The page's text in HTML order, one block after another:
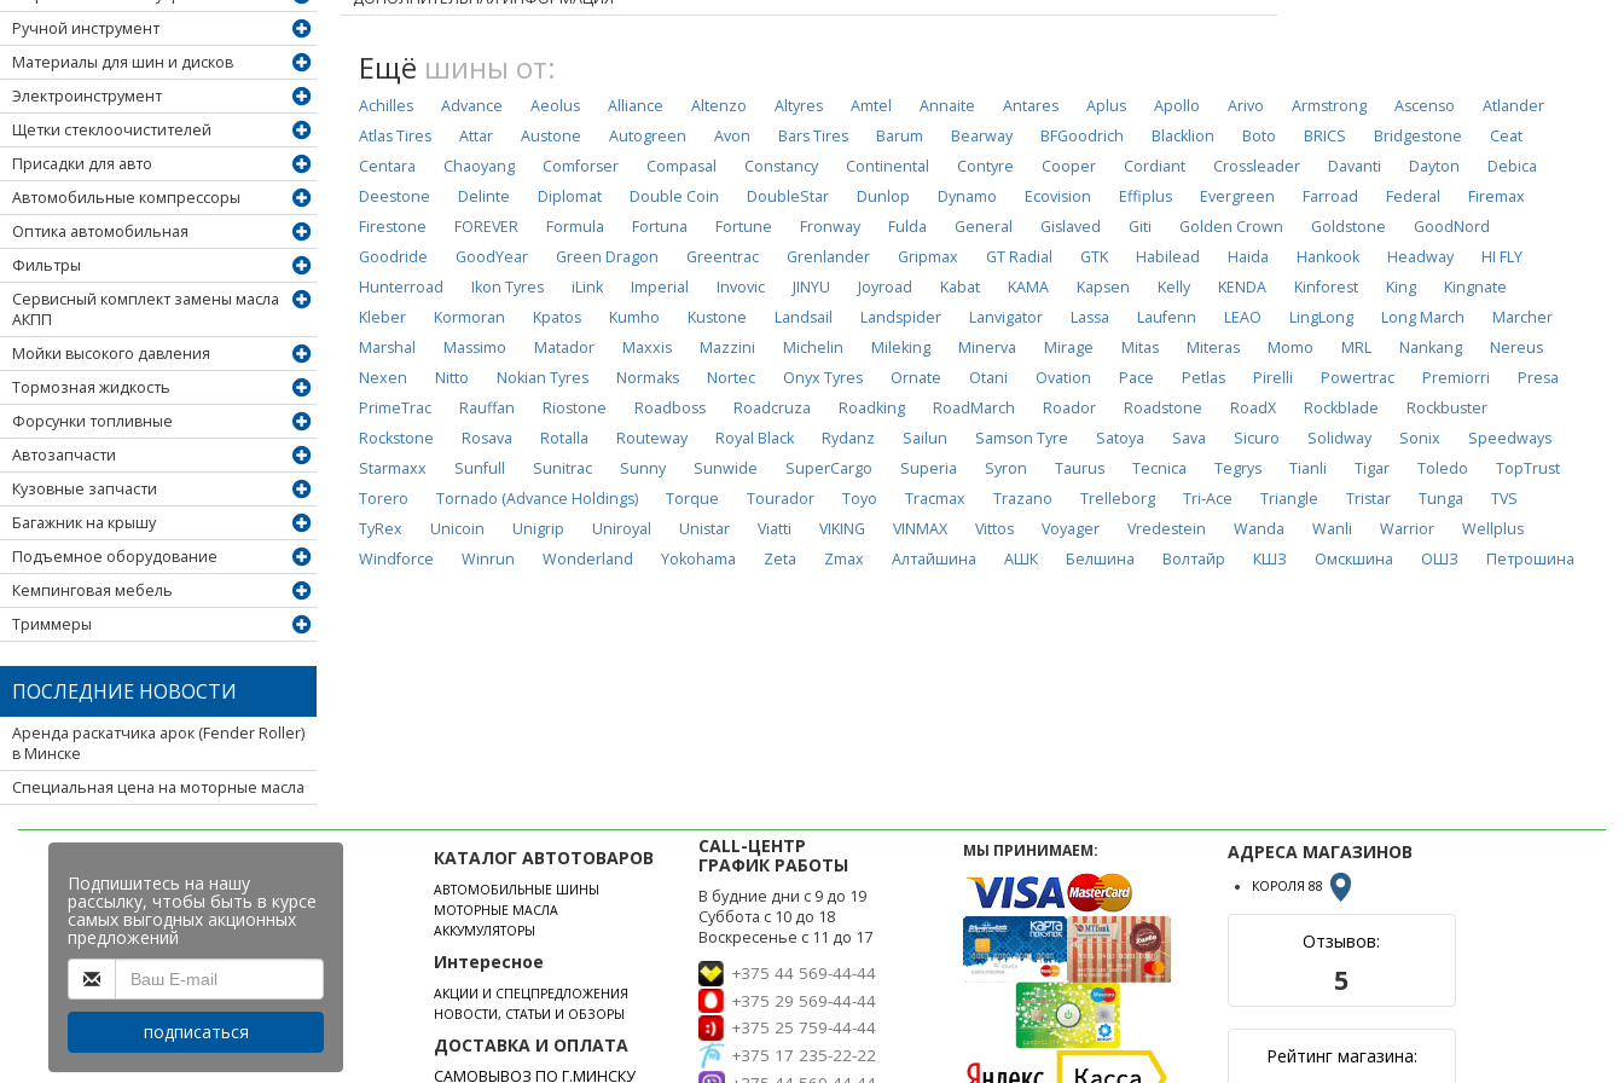
Ручной инструмент
Материалы для шин и дисков
Электроинструмент
Щетки стеклоочистителей
Присадки для авто
Автомобильные компрессоры
Оптика автомобильная
Фильтры
Сервисный комплект замены масла
АКПП
Мойки высокого давления
Тормозная жидкость
Форсунки топливные
Автозапчасти
Кузовные запчасти
Багажник на крышу
Подъемное оборудование
Кемпинговая мебель
Триммеры
ПОСЛЕДНИЕ НОВОСТИ
Аренда раскатчика арок (Fender Roller)
в Минске
Специальная цена на моторные масла
Ещё шины от:
Achilles Advance Aeolus Alliance Altenzo Altyres Amtel Annaite Antares Aplus Apollo Arivo Armstrong Ascenso
Atlander
Atlas Tires
Attar Austone Autogreen Avon Bars Tires Barum Bearway BFGoodrich Blacklion Boto BRICS Bridgestone
Ceat
Centara
Chaoyang Comforser Compasal Constancy Continental Contyre Cooper Cordiant Crossleader Davanti Dayton
Debica
Deestone
Delinte Diplomat Double Coin DoubleStar Dunlop Dynamo Ecovision Effiplus Evergreen Farroad Federal
Firemax
Firestone
FOREVER Formula Fortuna Fortune Fronway Fulda General Gislaved Giti Golden Crown Goldstone
GoodNord
Goodride
GoodYear Green Dragon Greentrac Grenlander Gripmax GT Radial GTK Habilead Haida Hankook Headway
HI FLY
Hunterroad
Ikon Tyres iLink Imperial Invovic JINYU Joyroad Kabat KAMA Kapsen Kelly KENDA Kinforest King
Kingnate
Kleber
Kormoran Kpatos Kumho Kustone Landsail Landspider Lanvigator Lassa Laufenn LEAO LingLong Long March
Marcher
Marshal
Massimo Matador Maxxis Mazzini Michelin Mileking Minerva Mirage Mitas Miteras Momo MRL Nankang
Nereus
Nexen
Nitto Nokian Tyres Normaks Nortec Onyx Tyres Ornate Otani Ovation Pace Petlas Pirelli Powertrac Premiorri
Presa
PrimeTrac
Rauffan Riostone Roadboss Roadcruza Roadking RoadMarch Roador Roadstone RoadX Rockblade
Rockbuster
Rockstone
Rosava Rotalla Routeway Royal Black Rydanz Sailun Samson Tyre Satoya Sava Sicuro Solidway Sonix
Speedways
Starmaxx
Sunfull Sunitrac Sunny Sunwide SuperCargo Superia Syron Taurus Tecnica Tegrys Tianli Tigar Toledo
TopTrust
Torero
Tornado (Advance Holdings) Torque Tourador Toyo Tracmax Trazano Trelleborg Tri-Ace Triangle Tristar Tunga
TVS
TyRex
Unicoin Unigrip Uniroyal Unistar Viatti VIKING VINMAX Vittos Voyager Vredestein Wanda Wanli Warrior
Wellplus
Windforce
Winrun Wonderland Yokohama Zeta Zmax Алтайшина АШК Белшина Волтайр КШЗ Омскшина ОШЗ Петрошина
Подпишитесь на нашу
рассылку, чтобы быть в курсе
самых выгодных акционных
предложений
подписаться
КАТАЛОГ АВТОТОВАРОВ
АВТОМОБИЛЬНЫЕ ШИНЫ
МОТОРНЫЕ МАСЛА
АККУМУЛЯТОРЫ
Интересное
АКЦИИ И СПЕЦПРЕДЛОЖЕНИЯ
НОВОСТИ, СТАТЬИ И ОБЗОРЫ
ДОСТАВКА И ОПЛАТА
САМОВЫВОЗ ПО Г.МИНСКУ
CALL-ЦЕНТР
ГРАФИК РАБОТЫ
В будние дни с 9 до 19
Суббота с 10 до 18
Воскресенье с 11 до 17
+375 44 569-44-44
+375 29 569-44-44
+375 25 759-44-44
+375 17 235-22-22
МЫ ПРИНИМАЕМ: АДРЕСА МАГАЗИНОВ
КОРОЛЯ 88
Отзывов:
5
Рейтинг магазина: